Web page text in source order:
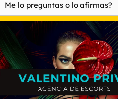
Me lo preguntas o lo afirmas?